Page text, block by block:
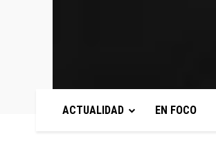
ACTUALIDAD EN FOCO